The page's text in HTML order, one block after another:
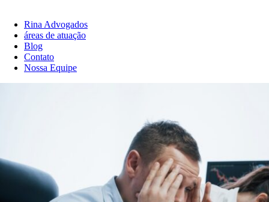
Rina Advogados
áreas de atuação
Blog
Contato
Nossa Equipe